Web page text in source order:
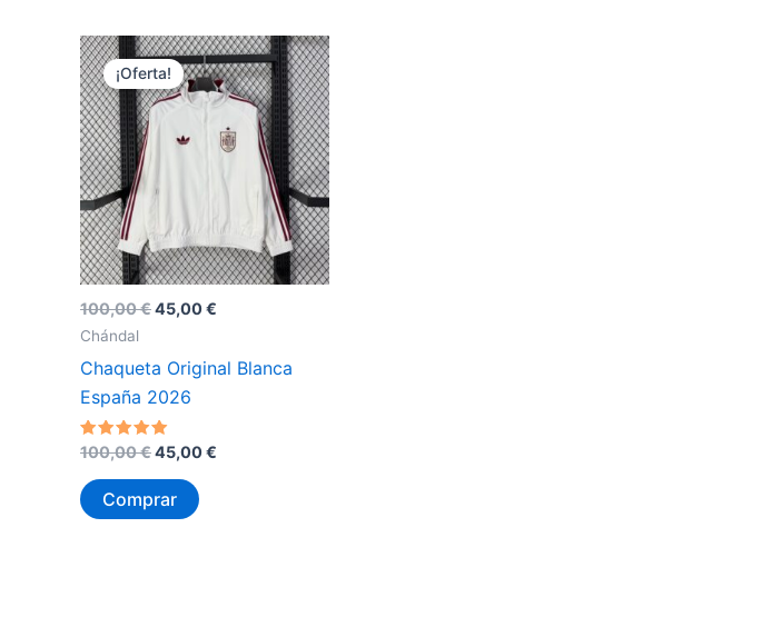
100,00€El
era:
100,00 €.
45,00€
es:
¡Oferta!
Chándal
Chaqueta Original Blanca
España 2026
Valorado
5
de 5
100,00€El
original
era:
45,00€
Comprar